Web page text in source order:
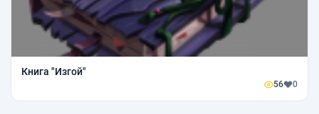
Книга "Изгой"
56 0